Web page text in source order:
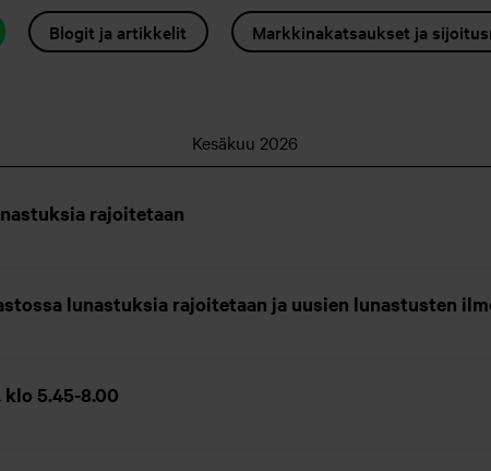
Blogit ja artikkelit Markkinakatsaukset ja
Kesäkuu 2026
rajoitetaan
lunastuksia rajoitetaan ja uusien lunastusten
5.45-8.00